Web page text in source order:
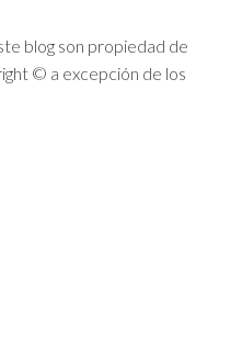
blog son propiedad de
© a excepción de los